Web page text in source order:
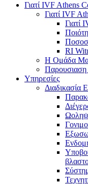
Γιατί IVF Athens
Γιατί IVF
Γιατί
RI
Η Ομάδα
Υπηρεσίες
Διαδικασία